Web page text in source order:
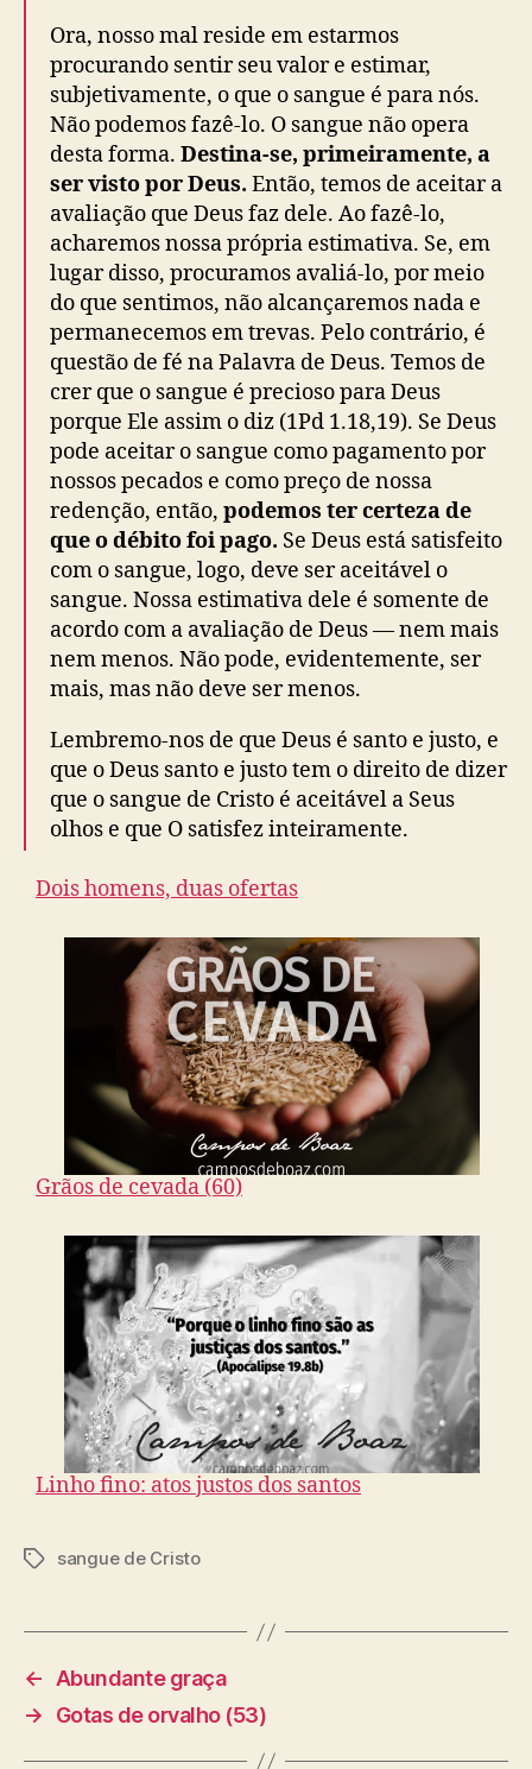
Ora, nosso mal reside em estarmos
procurando sentir seu valor e estimar,
subjetivamente, o que o sangue é para nós.
Não podemos fazê-lo. O sangue não opera
desta forma. Destina-se, primeiramente, a
ser visto por Deus. Então, temos de aceitar a
avaliação que Deus faz dele. Ao fazê-lo,
acharemos nossa própria estimativa. Se, em
lugar disso, procuramos avaliá-lo, por meio
do que sentimos, não alcançaremos nada e
permanecemos em trevas. Pelo contrário, é
questão de fé na Palavra de Deus. Temos de
crer que o sangue é precioso para Deus
porque Ele assim o diz (1Pd 1.18,19). Se Deus
pode aceitar o sangue como pagamento por
nossos pecados e como preço de nossa
redenção, então, podemos ter certeza de
que o débito foi pago. Se Deus está satisfeito
com o sangue, logo, deve ser aceitável o
sangue. Nossa estimativa dele é somente de
acordo com a avaliação de Deus — nem mais
nem menos. Não pode, evidentemente, ser
mais, mas não deve ser menos.
Lembremo-nos de que Deus é santo e justo, e
que o Deus santo e justo tem o direito de dizer
que o sangue de Cristo é aceitável a Seus
olhos e que O satisfez inteiramente.
Dois homens, duas ofertas
Grãos de cevada (60)
Linho fino: atos justos dos santos
T
s
sangue de Cristo
←
Abundante graça
→
Gotas de orvalho (53)